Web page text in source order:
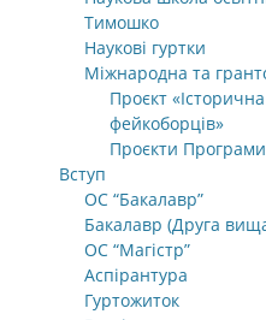
Тимошко
Наукові гуртки
Міжнародна та
Проєкт
фейкоборців»
Проєкти
Вступ
ОС “Бакалавр”
Бакалавр (Друга
ОС “Магістр”
Аспірантура
Гуртожиток